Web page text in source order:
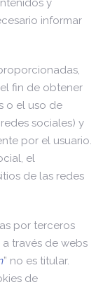
y
informar
fin de obtener
o el uso de
sociales) y
por el usuario.
el
de las redes
por terceros
través de webs
” no es titular.
de